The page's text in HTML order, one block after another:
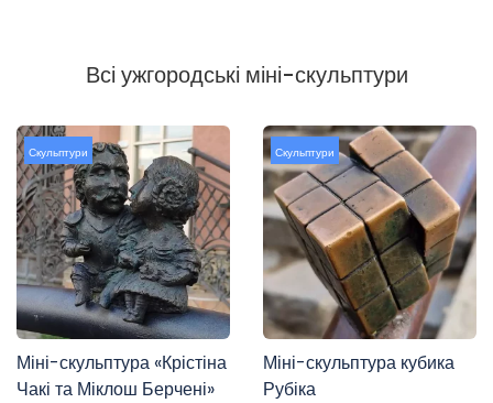
Всі ужгородські міні-скульптури
Скульптури
Міні-скульптура «Крістіна
Чакі та Міклош Берчені»
Скульптури
Міні-скульптура кубика
Рубіка